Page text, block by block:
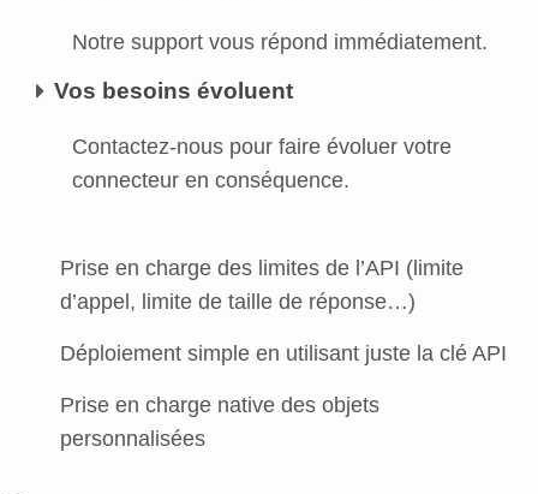
Notre support vous répond immédiatement.
Vos besoins évoluent
Contactez-nous pour faire évoluer votre
connecteur en conséquence.
Prise en charge des limites de l’API (limite
d’appel, limite de taille de réponse…)
Déploiement simple en utilisant juste la clé API
Prise en charge native des objets
personnalisées